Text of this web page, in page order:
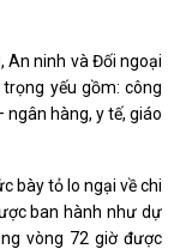
An ninh và Đối ngoại
yếu gồm: công
hàng, y tế, giáo
bày tỏ lo ngại về chi
ban hành như dự
vòng 72 giờ được